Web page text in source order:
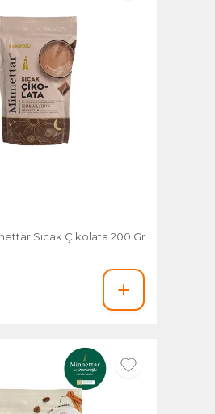
Sıcak Çikolata 200 Gr